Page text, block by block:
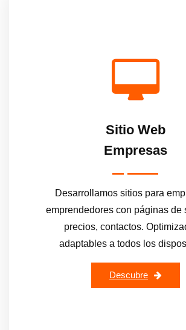
Sitio Web
Empresas
Desarrollamos sitios para
emprendedores con páginas de
precios, contactos.
adaptables a todos los
Descubre